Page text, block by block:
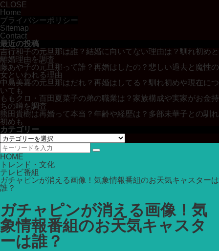
CLOSE
Home
プライバシーポリシー
Sitemap
Contact
最近の投稿
吉行和子の元旦那は誰？結婚に向いてない理由は？馴れ初めと
離婚理由を調査
藤あや子の元旦那って誰？再婚はしたの？悲しい過去と魔性の
女といわれる理由
中島美嘉の元旦那はだれ？再婚はしてる？馴れ初めや現在につ
いても
ももクロ・百田夏菜子の弟の職業は？家族構成や実家がお金持
ちの噂を調査
熊田貴樹は再婚って本当？年齢や経歴は？多部未華子との馴れ
初めも
カテゴリー
カ
テ
ゴ
リ
ー
HOME
トレンド・文化
テレビ番組
ガチャピンが消える画像！気象情報番組のお天気キャスターは
誰？
ガチャピンが消える画像！気
象情報番組のお天気キャスタ
ーは誰？